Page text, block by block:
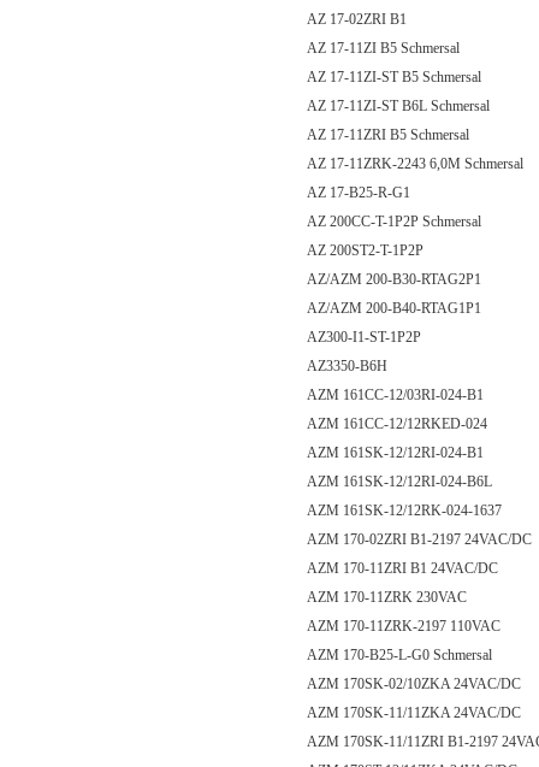
AZ 17-02ZRI B1
AZ 17-11ZI B5 Schmersal
AZ 17-11ZI-ST B5 Schmersal
AZ 17-11ZI-ST B6L Schmersal
AZ 17-11ZRI B5 Schmersal
AZ 17-11ZRK-2243 6,0M Schmersal
AZ 17-B25-R-G1
AZ 200CC-T-1P2P Schmersal
AZ 200ST2-T-1P2P
AZ/AZM 200-B30-RTAG2P1
AZ/AZM 200-B40-RTAG1P1
AZ300-I1-ST-1P2P
AZ3350-B6H
AZM 161CC-12/03RI-024-B1
AZM 161CC-12/12RKED-024
AZM 161SK-12/12RI-024-B1
AZM 161SK-12/12RI-024-B6L
AZM 161SK-12/12RK-024-1637
AZM 170-02ZRI B1-2197 24VAC/DC
AZM 170-11ZRI B1 24VAC/DC
AZM 170-11ZRK 230VAC
AZM 170-11ZRK-2197 110VAC
AZM 170-B25-L-G0 Schmersal
AZM 170SK-02/10ZKA 24VAC/DC
AZM 170SK-11/11ZKA 24VAC/DC
AZM 170SK-11/11ZRI B1-2197